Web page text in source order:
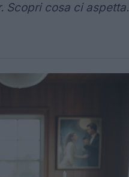
Scopri cosa ci aspetta.